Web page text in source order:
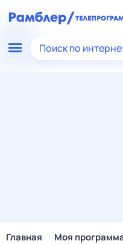
Поиск по
Главная Моя